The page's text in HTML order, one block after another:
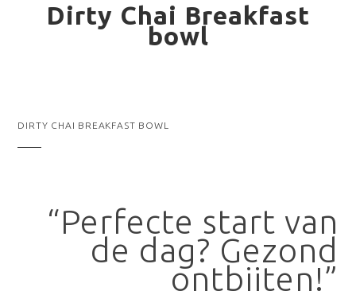
Dirty Chai Breakfast
bowl
DIRTY CHAI BREAKFAST BOWL
“Perfecte start van
de dag? Gezond
ontbijten!”